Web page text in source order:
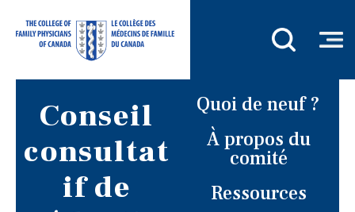
Conseil
consultat
if de
Quoi de neuf ?
À propos du
comité
Ressources